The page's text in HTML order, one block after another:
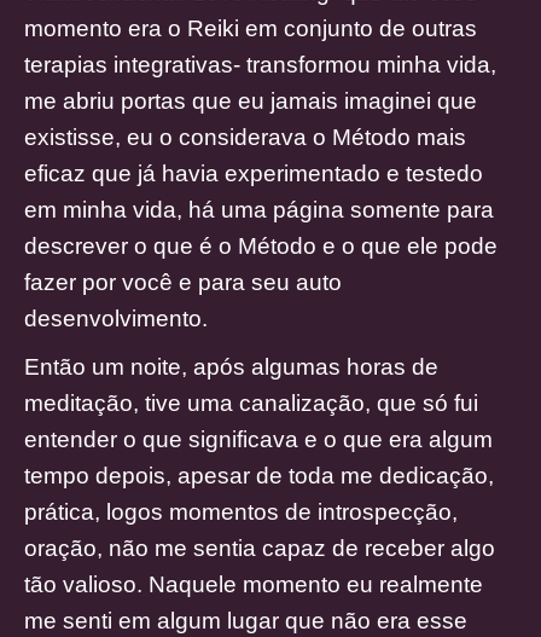
momento era o Reiki em conjunto de outras
terapias integrativas- transformou minha vida,
me abriu portas que eu jamais imaginei que
existisse, eu o considerava o Método mais
eficaz que já havia experimentado e testedo
em minha vida, há uma página somente para
descrever o que é o Método e o que ele pode
fazer por você e para seu auto
desenvolvimento.
Então um noite, após algumas horas de
meditação, tive uma canalização, que só fui
entender o que significava e o que era algum
tempo depois, apesar de toda me dedicação,
prática, logos momentos de introspecção,
oração, não me sentia capaz de receber algo
tão valioso. Naquele momento eu realmente
me senti em algum lugar que não era esse